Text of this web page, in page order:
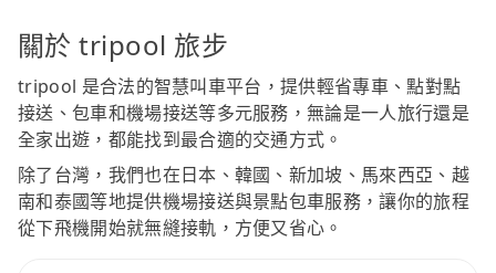
關於 tripool 旅步
tripool 是合法的智慧叫車平台，提供輕省專車、點對點
接送、包車和機場接送等多元服務，無論是一人旅行還是
全家出遊，都能找到最合適的交通方式。
除了台灣，我們也在日本、韓國、新加坡、馬來西亞、越
南和泰國等地提供機場接送與景點包車服務，讓你的旅程
從下飛機開始就無縫接軌，方便又省心。